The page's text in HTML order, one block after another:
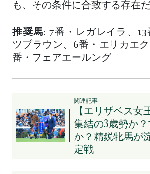
も、その条件に合致する存在だ
推奨馬: 7番・レガレイラ、13
ツブラウン、6番・エリカエ
番・フェアエールング
関連記事
【エリザベス女
集結の3歳勢か
か？精鋭牝馬が
定戦